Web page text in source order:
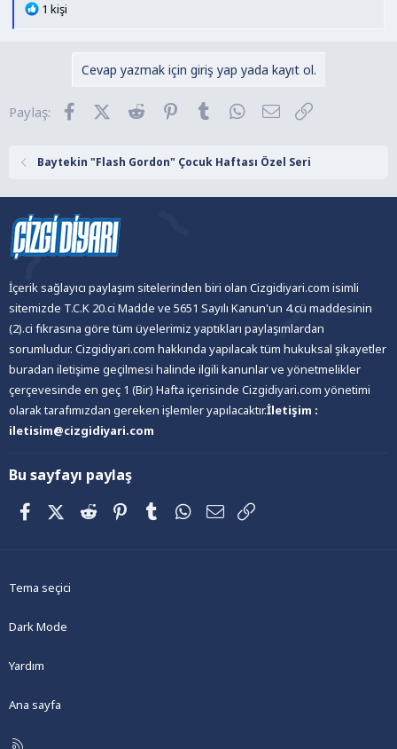
T
e
1 kişi
Cevap yazmak için giriş yap yada kayıt ol.
Paylaş: FacebookX (Twitter)
Reddit Pinterest
Tumblr WhatsApp
E-posta
Baytekin "Flash Gordon" Çocuk Haftası Özel Seri
İçerik sağlayıcı paylaşım sitelerinden biri olan Cizgidiyari.com isimli
sitemizde T.C.K 20.ci Madde ve 5651 Sayılı Kanun'un 4.cü maddesinin
(2).ci fıkrasına göre tüm üyelerimiz yaptıkları paylaşımlardan
sorumludur. Cizgidiyari.com hakkında yapılacak tüm hukuksal şikayetler
buradan iletişime geçilmesi halinde ilgili kanunlar ve yönetmelikler
çerçevesinde en geç 1 (Bir) Hafta içerisinde Cizgidiyari.com yönetimi
olarak tarafımızdan gereken işlemler yapılacaktır.İletişim :
iletisim@cizgidiyari.com
Bu sayfayı paylaş
FacebookX (Twitter)
Reddit PinterestTumblrWhatsApp
E-posta
Tema seçici
Dark Mode
Yardım
Ana sayfa
R